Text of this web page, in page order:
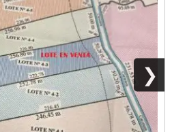
❯